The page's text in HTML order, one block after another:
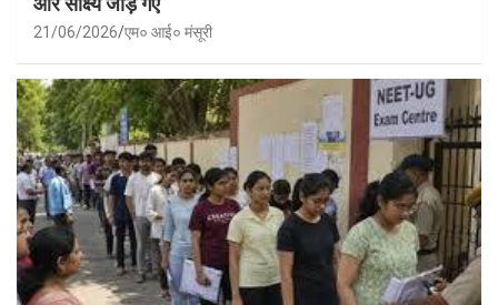
21/06/2026 एम० आई० मंसूरी